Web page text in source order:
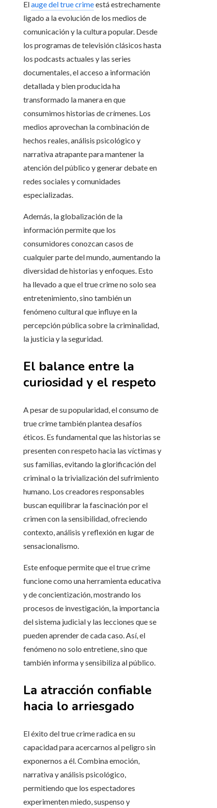
Elauge del true crimeestá estrechamente
ligado a la evolución de los medios de
comunicación y la cultura popular. Desde
los programas de televisión clásicos hasta
los podcasts actuales y las series
documentales, el acceso a información
detallada y bien producida ha
transformado la manera en que
consumimos historias de crímenes. Los
medios aprovechan la combinación de
hechos reales, análisis psicológico y
narrativa atrapante para mantener la
atención del público y generar debate en
redes sociales y comunidades
especializadas.
Además, la globalización de la
información permite que los
consumidores conozcan casos de
cualquier parte del mundo, aumentando la
diversidad de historias y enfoques. Esto
ha llevado a que el true crime no solo sea
entretenimiento, sino también un
fenómeno cultural que influye en la
percepción pública sobre la criminalidad,
la justicia y la seguridad.
El balance entre la
curiosidad y el respeto
A pesar de su popularidad, el consumo de
true crime también plantea desafíos
éticos. Es fundamental que las historias se
presenten con respeto hacia las víctimas y
sus familias, evitando la glorificación del
criminal o la trivialización del sufrimiento
humano. Los creadores responsables
buscan equilibrar la fascinación por el
crimen con la sensibilidad, ofreciendo
contexto, análisis y reflexión en lugar de
sensacionalismo.
Este enfoque permite que el true crime
funcione como una herramienta educativa
y de concientización, mostrando los
procesos de investigación, la importancia
del sistema judicial y las lecciones que se
pueden aprender de cada caso. Así, el
fenómeno no solo entretiene, sino que
también informa y sensibiliza al público.
La atracción confiable
hacia lo arriesgado
El éxito del true crime radica en su
capacidad para acercarnos al peligro sin
exponernos a él. Combina emoción,
narrativa y análisis psicológico,
permitiendo que los espectadores
experimenten miedo, suspenso y